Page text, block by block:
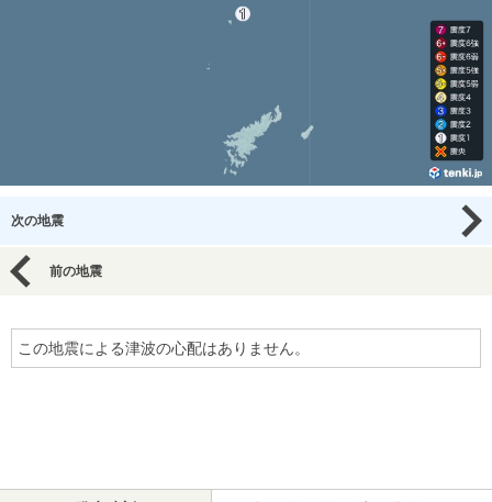
次の地震
前の地震
この地震による津波の心配はありません。